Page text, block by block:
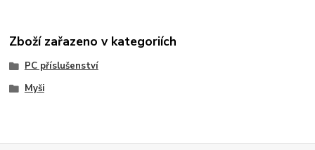
Zboží zařazeno v kategoriích
PC příslušenství
Myši